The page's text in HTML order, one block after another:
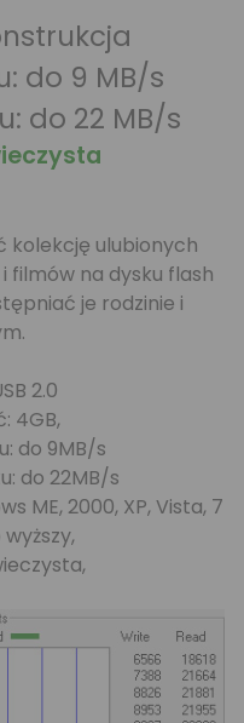
do 9 MB/s
do 22 MB/s
kolekcję ulubionych
filmów na dysku flash
je rodzinie i
2.0
4GB,
do 9MB/s
do 22MB/s
ME, 2000, XP, Vista, 7